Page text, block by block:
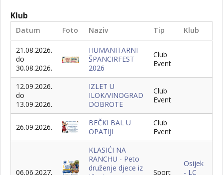
Klub
Datum Foto Naziv Tip Klub
21.08.2026.
do
30.08.2026.
HUMANITARNI
ŠPANCIRFEST
2026
Club
Event
12.09.2026.
do
13.09.2026.
IZLET U
ILOK/VINOGRAD
DOBROTE
Club
Event
26.09.2026.
BEČKI BAL U
OPATIJI
Club
Event
06.06.2027.
KLASIĆI NA
RANCHU - Peto
druženje djece iz
Sport
Osijek
- LC